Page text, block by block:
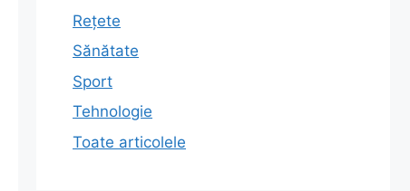
Rețete
Sănătate
Sport
Tehnologie
Toate articolele